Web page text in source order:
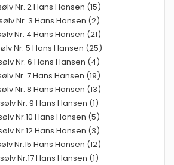
Nr. 2 Hans Hansen (15)
Nr. 3 Hans Hansen (2)
Nr. 4 Hans Hansen (21)
Nr. 5 Hans Hansen (25)
Nr. 6 Hans Hansen (4)
Nr. 7 Hans Hansen (19)
Nr. 8 Hans Hansen (13)
Nr. 9 Hans Hansen (1)
Nr.10 Hans Hansen (5)
Nr.12 Hans Hansen (3)
Nr.15 Hans Hansen (12)
Nr.17 Hans Hansen (1)